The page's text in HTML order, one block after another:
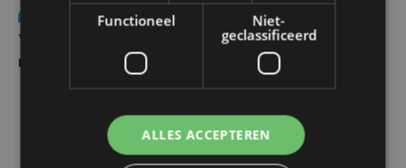
do 6 augustus | 21:30
Yaro (19), slachtoffer van vechtpartij, is na
maandenlange coma overleden
Functioneel
Niet-
geclassificeerd
ALLES ACCEPTEREN